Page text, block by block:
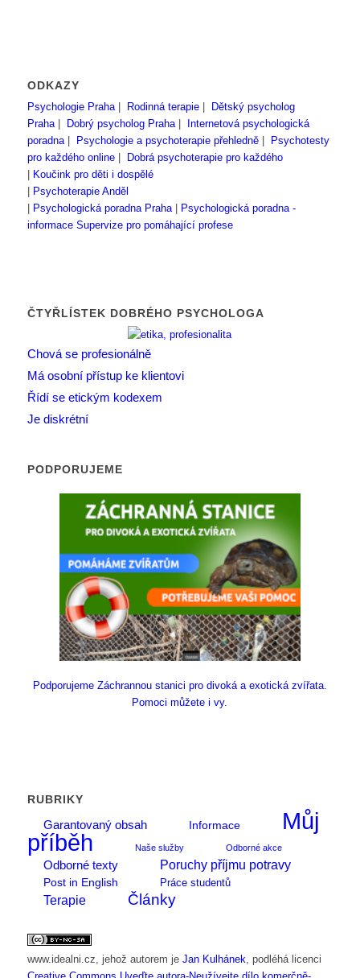
ODKAZY
Psychologie Praha| Rodinná terapie|
Dětský psycholog
Praha| Dobrý psycholog Praha|
Internetová psychologická
poradna| Psychologie a psychoterapie přehledně|
Psychotesty
pro každého online|
Dobrá psychoterapie pro každého
Koučink pro děti i dospělé
Psychoterapie Anděl
Psychologická poradna Praha|
Psychologická poradna -
informace Supervize pro pomáhající profese
ČTYŘLÍSTEK DOBRÉHO PSYCHOLOGA
Chová se profesionálně
Má osobní přístup ke klientovi
Řídí se etickým kodexem
Je diskrétní
PODPORUJEME
Podporujeme Záchrannou stanici pro divoká a exotická zvířata.
Pomoci můžete i vy.
RUBRIKY
Garantovaný obsah
Informace
Můj
příběh
Naše služby Odborné akce
Odborné texty Poruchy příjmu potravy
Post in English Práce studentů
Terapie Články
www.idealni.cz, jehož autorem je Jan Kulhánek, podléhá licenci